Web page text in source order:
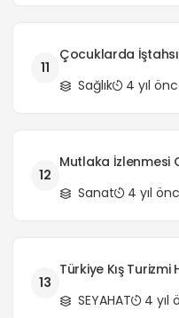
11
Çocuklarda
Sağlık
4 yıl
12
Mutlaka İzlenmesi
Sanat
4 yıl
13
Türkiye Kış Turizmi
SEYAHAT
4 yıl